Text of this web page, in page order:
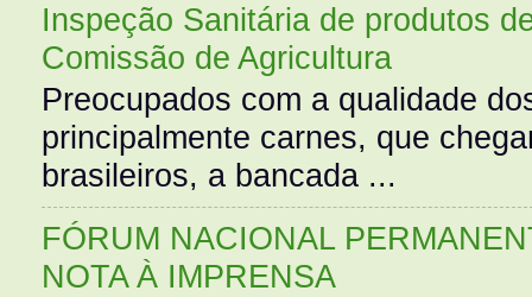
Inspeção Sanitária de produtos
Comissão de Agricultura
Preocupados com a qualidade
principalmente carnes, que
brasileiros, a bancada ...
FÓRUM NACIONAL
NOTA À IMPRENSA